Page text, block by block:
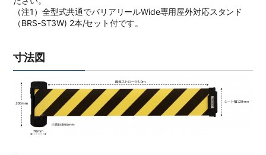
（注1）全型式共通でバリアリールWide専用屋外対応スタンド
（BRS-ST3W) 2本/セット付です。
寸法図